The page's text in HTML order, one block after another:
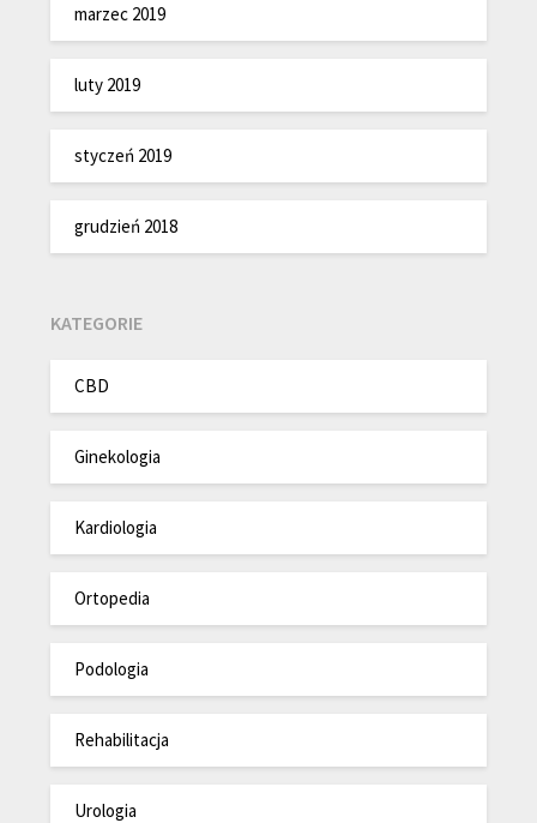
marzec 2019
luty 2019
styczeń 2019
grudzień 2018
KATEGORIE
CBD
Ginekologia
Kardiologia
Ortopedia
Podologia
Rehabilitacja
Urologia